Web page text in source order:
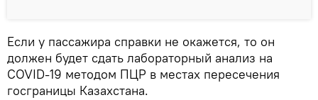
Если у пассажира справки не окажется, то он
должен будет сдать лабораторный анализ на
COVID-19 методом ПЦР в местах пересечения
госграницы Казахстана.